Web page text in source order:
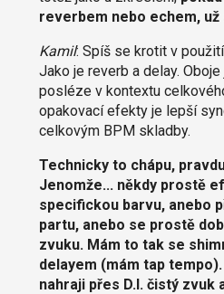
reverbem nebo echem,
Kamil: Spíš se krotit v
Jako je reverb a delay.
posléze v kontextu
opakovací efekty je lepší
celkovým BPM skladby.
Technicky to chápu,
Jenomže... někdy prostě
specifickou barvu, anebo
partu, anebo se prostě
zvuku. Mám to tak se
delayem (mám tap
nahraji přes D.I. čistý zvuk